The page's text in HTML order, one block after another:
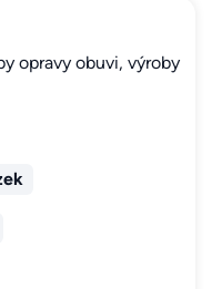
opravy obuvi, výroby